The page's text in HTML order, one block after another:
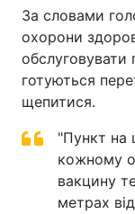
За словами
охорони
обслуговувати
готуються
щепитися.
"Пункт на
кожному
вакцину
метрах